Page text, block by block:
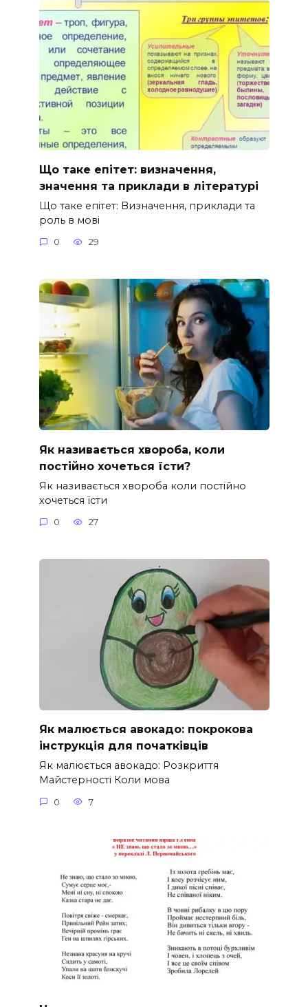
Що таке епітет: визначення,
значення та приклади в літературі
Що таке епітет: Визначення, приклади та
роль в мові
0 29
Як називається хвороба, коли
постійно хочеться їсти?
Як називається хвороба коли постійно
хочеться їсти
0 27
Як малюється авокадо: покрокова
інструкція для початківців
Як малюється авокадо: Розкриття
Майстерності Коли мова
0 7